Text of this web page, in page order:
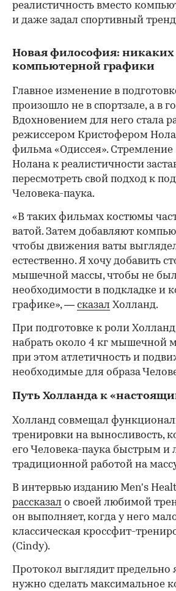
реалистичность вместо
и даже задал спортивный тренд
00:00 / 00:00
Новая философия: никаких
компьютерной графики
Главное изменение в
произошло не в спортзале, а в
Вдохновением для него стала
режиссером Кристофером
фильма «Одиссея». Стремление
Нолана к реалистичности
пересмотреть свой подход к
Человека-паука.
«В таких фильмах костюмы
ватой. Затем добавляют
чтобы движения ваты
естественно. Я хочу добавить
мышечной массы, чтобы не
необходимости в подкладке и
графике», — сказал Холланд.
При подготовке к роли
набрать около 4 кг мышечной
при этом атлетичность и
необходимые для образа
Путь Холланда к
Холланд совмещал
тренировки на выносливость,
его Человека-паука быстрым и
традиционной работой на
В интервью изданию Men's
рассказал о своей любимой
он выполняет, когда у него
классическая кроссфит-
(Cindy).
Протокол выглядит предельно
нужно сделать максимальное